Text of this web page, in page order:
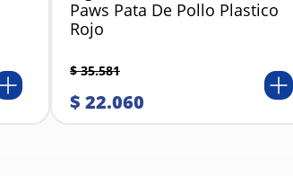
Paws Pata De Pollo Plastico
Rojo
$ 35.581
$ 22.060